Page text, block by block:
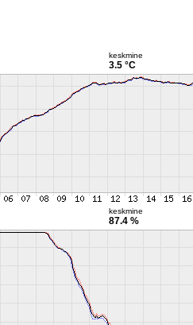
keskmine
3.5 °C
keskmine
87.4 %